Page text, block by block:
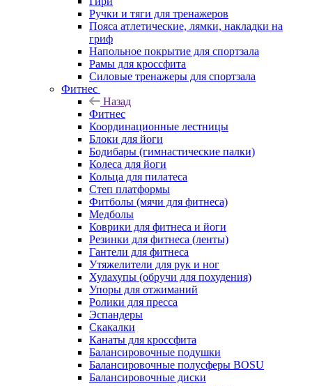
Ручки и тяги для тренажеров
Пояса атлетические, лямки, накладки на
гриф
Напольное покрытие для спортзала
Рамы для кроссфита
Силовые тренажеры для спортзала
Фитнес
Назад
Фитнес
Координационные лестницы
Блоки для йоги
Бодибары (гимнастические палки)
Колеса для йоги
Кольца для пилатеса
Степ платформы
Фитболы (мячи для фитнеса)
Медболы
Коврики для фитнеса и йоги
Резинки для фитнеса (ленты)
Гантели для фитнеса
Утяжелители для рук и ног
Хулахупы (обручи для похудения)
Упоры для отжиманий
Ролики для пресса
Эспандеры
Скакалки
Канаты для кроссфита
Балансировочные подушки
Балансировочные полусферы BOSU
Балансировочные диски